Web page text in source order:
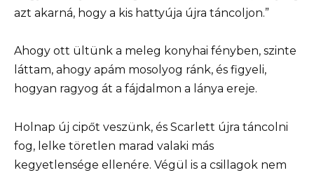
azt akarná, hogy a kis hattyúja újra táncoljon.”
Ahogy ott ültünk a meleg konyhai fényben, szinte
láttam, ahogy apám mosolyog ránk, és figyeli,
hogyan ragyog át a fájdalmon a lánya ereje.
Holnap új cipőt veszünk, és Scarlett újra táncolni
fog, lelke töretlen marad valaki más
kegyetlensége ellenére. Végül is a csillagok nem